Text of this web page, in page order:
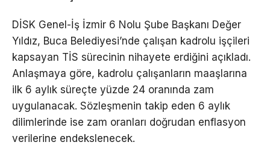
DİSK Genel-İş İzmir 6 Nolu Şube Başkanı Değer
Yıldız, Buca Belediyesi’nde çalışan kadrolu işçileri
kapsayan TİS sürecinin nihayete erdiğini açıkladı.
Anlaşmaya göre, kadrolu çalışanların maaşlarına
ilk 6 aylık süreçte yüzde 24 oranında zam
uygulanacak. Sözleşmenin takip eden 6 aylık
dilimlerinde ise zam oranları doğrudan enflasyon
verilerine endekslenecek.